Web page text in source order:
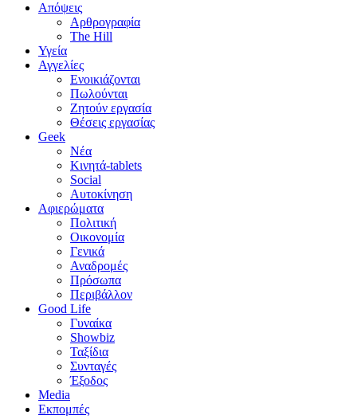
Απόψεις
Αρθρογραφία
The Hill
Υγεία
Αγγελίες
Ενοικιάζονται
Πωλούνται
Ζητούν εργασία
Θέσεις εργασίας
Geek
Νέα
Κινητά-tablets
Social
Αυτοκίνηση
Αφιερώματα
Πολιτική
Οικονομία
Γενικά
Αναδρομές
Πρόσωπα
Περιβάλλον
Good Life
Γυναίκα
Showbiz
Ταξίδια
Συνταγές
Έξοδος
Media
Εκπομπές